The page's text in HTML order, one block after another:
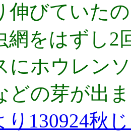
伸びていた
網をはずし2
にホウレン
どの芽が出
り130924秋